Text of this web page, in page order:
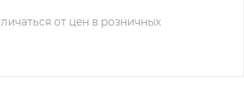
от цен в розничных